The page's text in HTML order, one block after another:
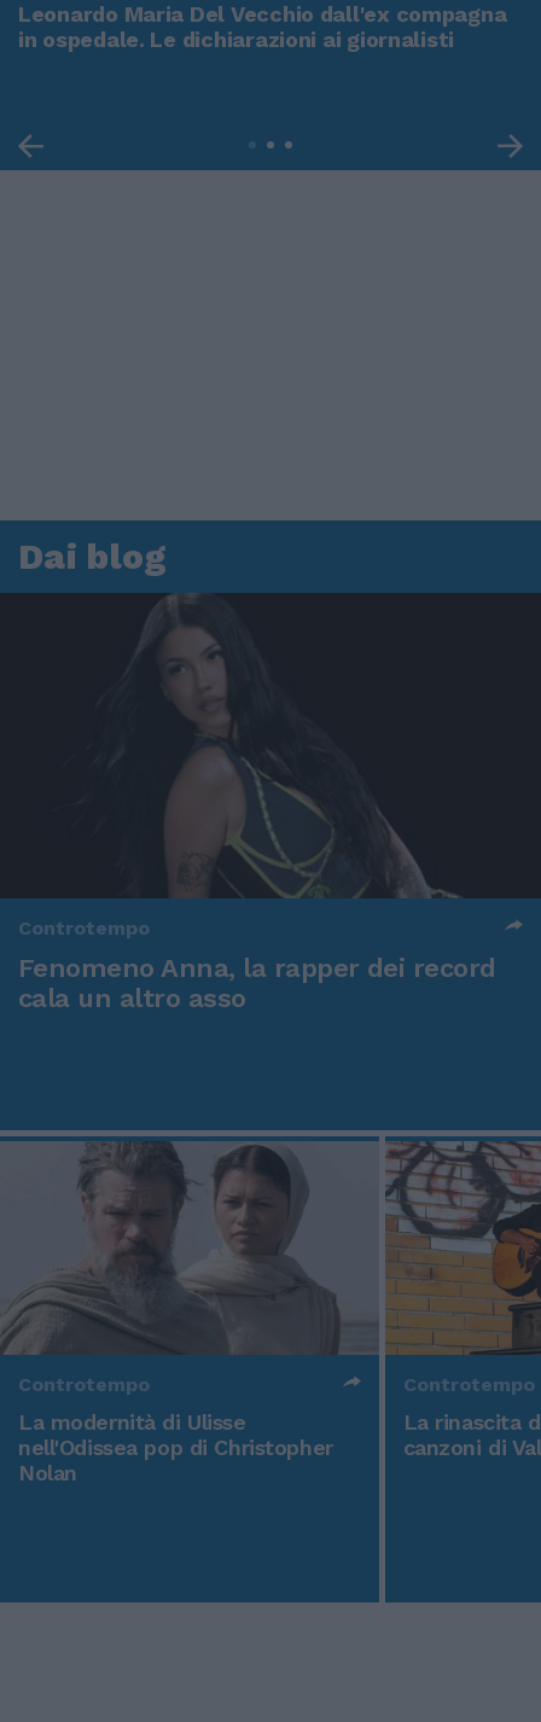
Leonardo Maria Del Vecchio dall'ex compagna
in ospedale. Le dichiarazioni ai giornalisti
Dai blog
Controtempo
Fenomeno Anna, la rapper dei record
cala un altro asso
Controtempo
La modernità di Ulisse
nell'Odissea pop di Christopher
Nolan
Controtempo
La rinascita
canzoni di